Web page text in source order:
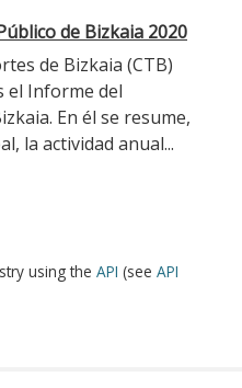
de Bizkaia 2020
de Bizkaia (CTB)
el Informe del
En él se resume,
la actividad anual...
using the API (see API